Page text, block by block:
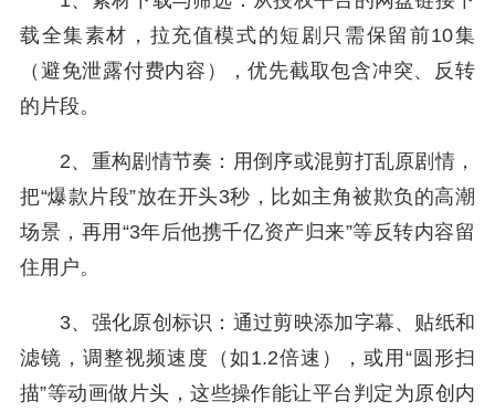
载全集素材，拉充值模式的短剧只需保留前10集
（避免泄露付费内容），优先截取包含冲突、反转
的片段。
2、重构剧情节奏：用倒序或混剪打乱原剧情，
把“爆款片段”放在开头3秒，比如主角被欺负的高潮
场景，再用“3年后他携千亿资产归来”等反转内容留
住用户。
3、强化原创标识：通过剪映添加字幕、贴纸和
滤镜，调整视频速度（如1.2倍速），或用“圆形扫
描”等动画做片头，这些操作能让平台判定为原创内